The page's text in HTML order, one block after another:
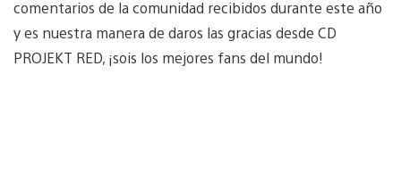
comentarios de la comunidad recibidos durante este año
y es nuestra manera de daros las gracias desde CD
PROJEKT RED, ¡sois los mejores fans del mundo!